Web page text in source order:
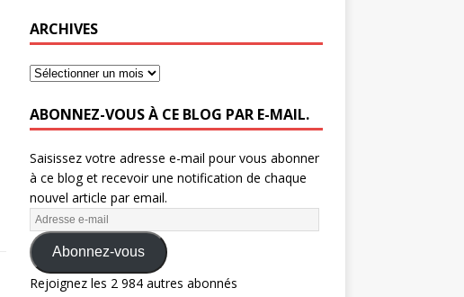
ARCHIVES
ABONNEZ-VOUS À CE BLOG PAR E-MAIL.
Saisissez votre adresse e-mail pour vous abonner
à ce blog et recevoir une notification de chaque
nouvel article par email.
Abonnez-vous
Rejoignez les 2 984 autres abonnés